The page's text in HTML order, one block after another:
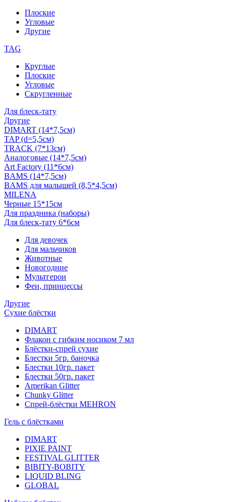
Плоские
Угловые
Другие
TAG
Круглые
Плоские
Угловые
Скругленные
Для блеск-тату
Другие
DIMART (14*7,5см)
TAP (d=5,5см)
TRACK (7*13см)
Аналоговые (14*7,5см)
Art Factory (11*6см)
BAMS (14*7,5см)
BAMS для малышей (8,5*4,5см)
MILENA
Черные 15*15см
Для праздника (наборы)
Для блеск-тату 6*6см
Для девочек
Для мальчиков
Животные
Новогодние
Мультгерои
Феи, принцессы
Другие
Сухие блёстки
DIMART
Флакон с гибким носиком 7 мл
Блёстки-спрей сухие
Блестки 5гр. баночка
Блестки 10гр. пакет
Блестки 50гр. пакет
Amerikan Glitter
Chunky Glitter
Спрей-блёстки MEHRON
Гель с блёстками
DIMART
PIXIE PAINT
FESTIVAL GLITTER
BIBITY-BOBITY
LIQUID BLING
GLOBAL